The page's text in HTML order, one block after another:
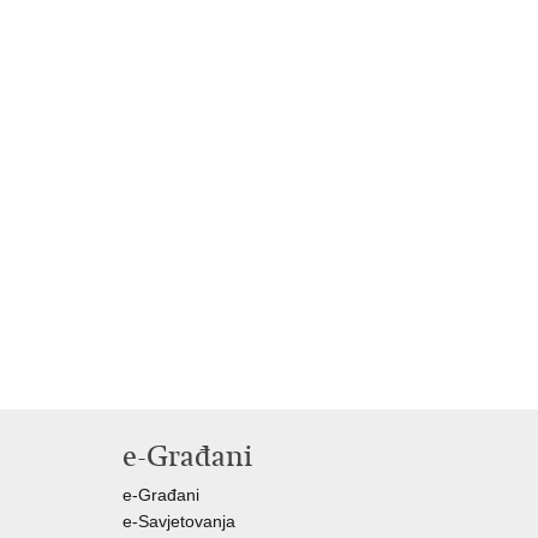
e-Građani
e-Građani
e-Savjetovanja